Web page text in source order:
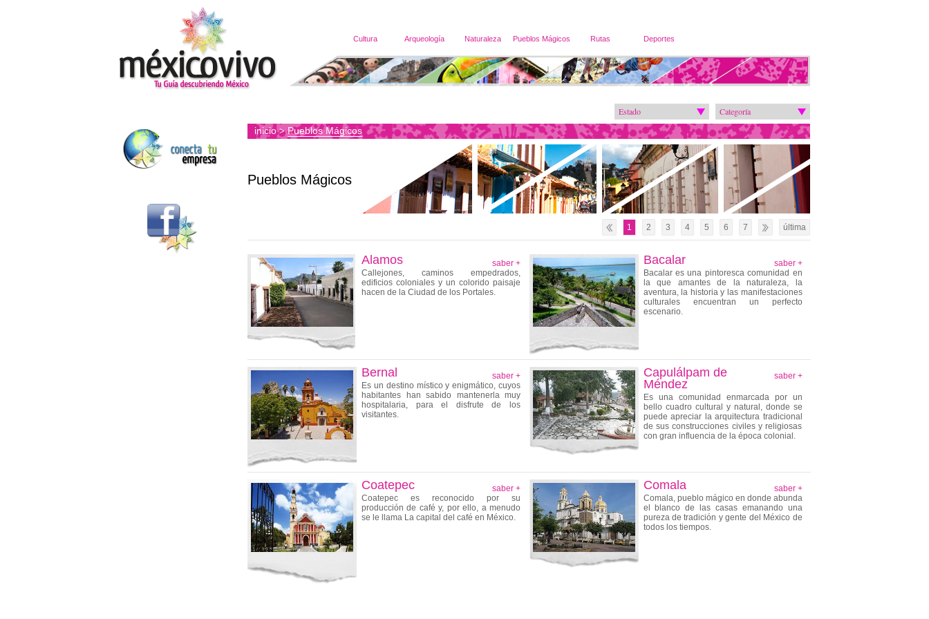
Cultura Arqueología Naturaleza Pueblos Mágicos Rutas Deportes
Estado
Categoría
inicio>Pueblos Mágicos
Pueblos Mágicos
1 2 3 4 5 6 7 última
Alamos
saber +
Callejones, caminos empedrados,
edificios coloniales y un colorido paisaje
hacen de la Ciudad de los Portales.
Bacalar
saber +
Bacalar es una pintoresca comunidad en
la que amantes de la naturaleza, la
aventura, la historia y las manifestaciones
culturales encuentran un perfecto
escenario.
Bernal
saber +
Es un destino místico y enigmático, cuyos
habitantes han sabido mantenerla muy
hospitalaria, para el disfrute de los
visitantes.
Capulálpam de
Méndez
saber +
Es una comunidad enmarcada por un
bello cuadro cultural y natural, donde se
puede apreciar la arquitectura tradicional
de sus construcciones civiles y religiosas
con gran influencia de la época colonial.
Coatepec
saber +
Coatepec es reconocido por su
producción de café y, por ello, a menudo
se le llama La capital del café en México.
Comala
saber +
Comala, pueblo mágico en donde abunda
el blanco de las casas emanando una
pureza de tradición y gente del México de
todos los tiempos.